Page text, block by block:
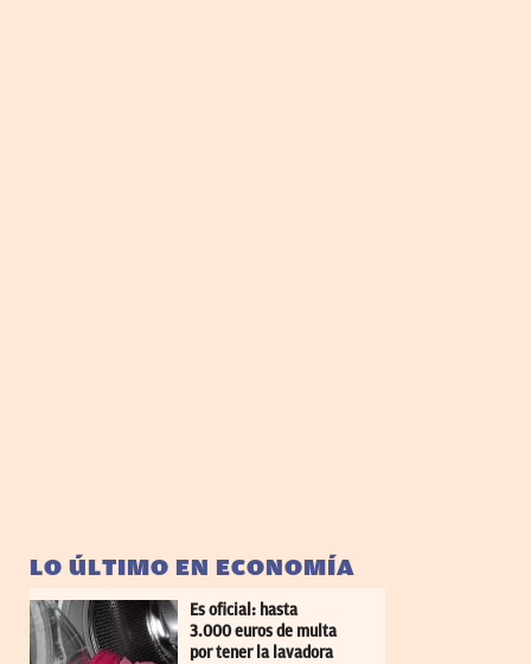
LO ÚLTIMO EN ECONOMÍA
Es oficial: hasta
3.000 euros de multa
por tener la lavadora